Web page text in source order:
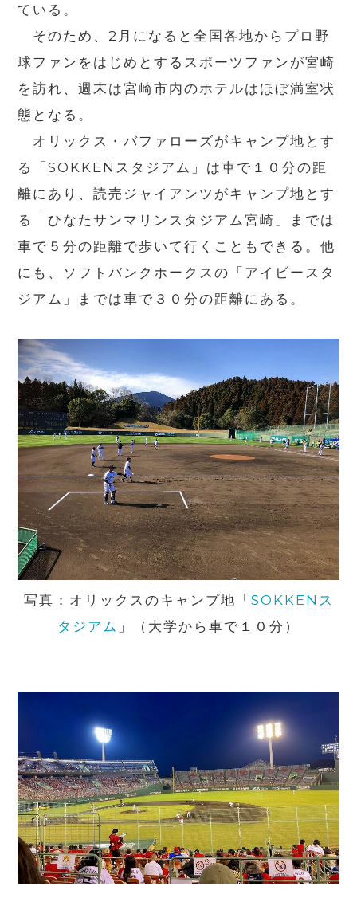
ている。
そのため、2月になると全国各地からプロ野
球ファンをはじめとするスポーツファンが宮崎
を訪れ、週末は宮崎市内のホテルはほぼ満室状
態となる。
オリックス・バファローズがキャンプ地とす
る「SOKKENスタジアム」は車で１０分の距
離にあり、読売ジャイアンツがキャンプ地とす
る「ひなたサンマリンスタジアム宮崎」までは
車で５分の距離で歩いて行くこともできる。他
にも、ソフトバンクホークスの「アイビースタ
ジアム」までは車で３０分の距離にある。
写真：オリックスのキャンプ地「SOKKENス
タジアム 」（大学から車で１０分）